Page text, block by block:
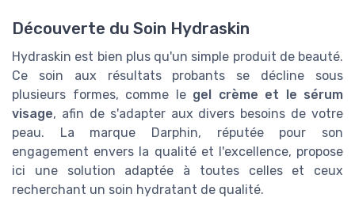
Découverte du Soin Hydraskin
Hydraskin est bien plus qu'un simple produit de beauté.
Ce soin aux résultats probants se décline sous
plusieurs formes, comme le gel crème et le sérum
visage, afin de s'adapter aux divers besoins de votre
peau. La marque Darphin, réputée pour son
engagement envers la qualité et l'excellence, propose
ici une solution adaptée à toutes celles et ceux
recherchant un soin hydratant de qualité.